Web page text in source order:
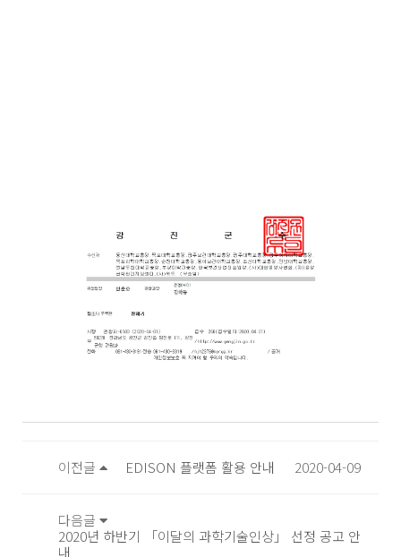
이전글 EDISON 플랫폼 활용 안내 2020-04-09
다음글
2020년 하반기 「이달의 과학기술인상」 선정 공고 안
내